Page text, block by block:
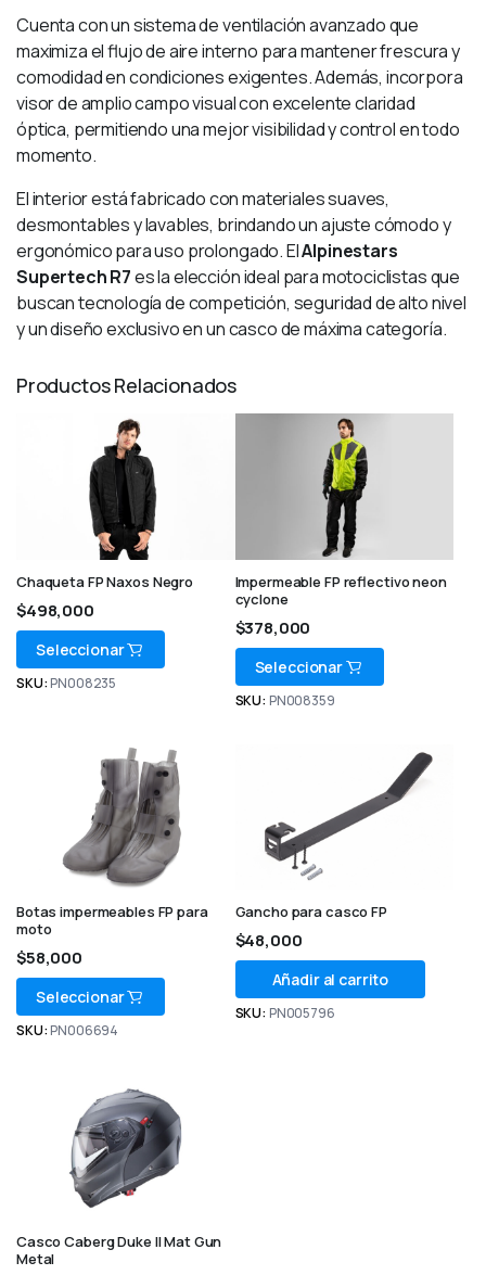
Cuenta con un sistema de ventilación avanzado que
maximiza el flujo de aire interno para mantener frescura y
comodidad en condiciones exigentes. Además, incorpora
visor de amplio campo visual con excelente claridad
óptica, permitiendo una mejor visibilidad y control en todo
momento.
El interior está fabricado con materiales suaves,
desmontables y lavables, brindando un ajuste cómodo y
ergonómico para uso prolongado. ElAlpinestars
Supertech R7es la elección ideal para motociclistas que
buscan tecnología de competición, seguridad de alto nivel
y un diseño exclusivo en un casco de máxima categoría.
Productos Relacionados
Chaqueta FP Naxos Negro
$498,000
Seleccionar
SKU: PN008235
Impermeable FP reflectivo neon
cyclone
$378,000
Seleccionar
SKU: PN008359
Botas impermeables FP para
moto
$58,000
Seleccionar
SKU: PN006694
Gancho para casco FP
$48,000
Añadir al carrito
SKU: PN005796
Casco Caberg Duke II Mat Gun
Metal